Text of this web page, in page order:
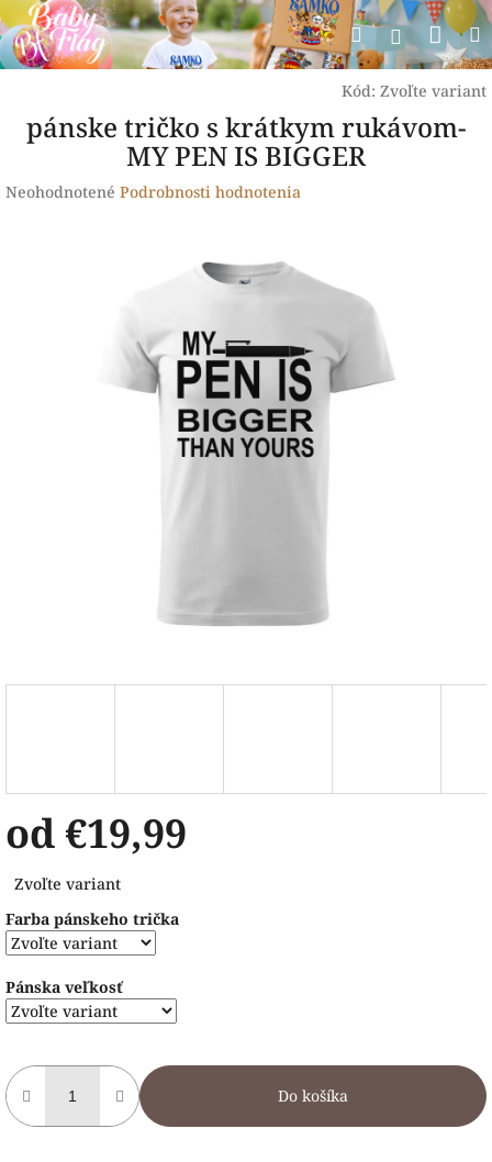
Prejsť
na
obsah
Hľadať
Kód: Zvoľte variant
pánske tričko s krátkym rukávom-
MY PEN IS BIGGER
Priemerné
Neohodnotené Podrobnosti hodnotenia
od €19,99
cena:
Zvoľte variant
Farba pánskeho trička
Pánska veľkosť
Do košíka